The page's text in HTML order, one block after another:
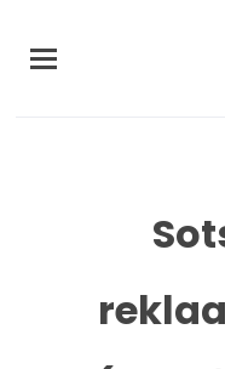
main